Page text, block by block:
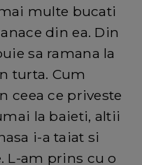
multe bucati
din ea. Din
sa ramana la
turta. Cum
ceea ce priveste
la baieti, altii
i-a taiat si
L-am prins cu o